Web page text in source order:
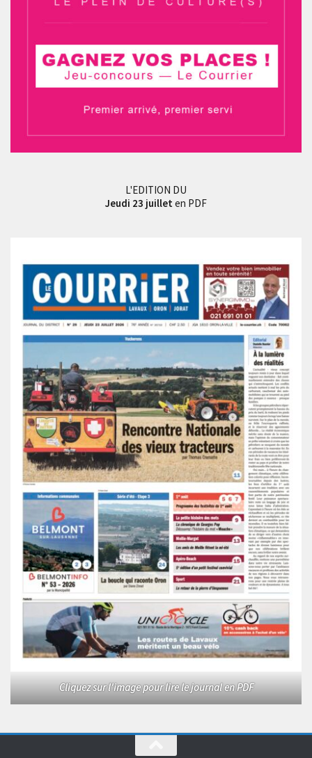
L'EDITION DU
Jeudi 23 juillet en PDF
Cliquez sur l'image pour lire le journal en PDF